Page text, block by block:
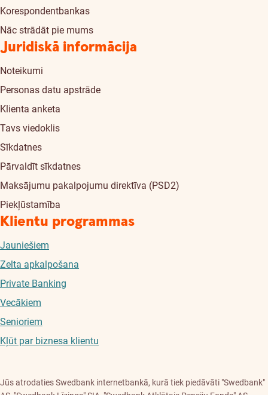
Korespondentbankas
Nāc strādāt pie mums
Juridiskā informācija
Noteikumi
Personas datu apstrāde
Klienta anketa
Tavs viedoklis
Sīkdatnes
Pārvaldīt sīkdatnes
Maksājumu pakalpojumu direktīva (PSD2)
Piekļūstamība
Klientu programmas
Jauniešiem
Zelta apkalpošana
Private Banking
Vecākiem
Senioriem
Kļūt par biznesa klientu
Jūs atrodaties Swedbank internetbankā, kurā tiek piedāvāti "Swedbank"